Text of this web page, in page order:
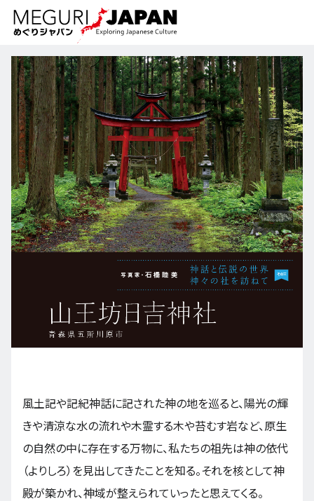
地域をめぐる
北海道・東北
関東
江戸・東京
甲信越
北陸
東海
近畿
九州・沖縄
知る・学ぶ
習う
伝承
芸術・芸能
もの作り
自然
暦と暮らし
小野里茶の湯クラ
EN ZH KO ES
風土記や記紀神話に記された神の地を巡ると、陽光の輝
きや清涼な水の流れや木霊する木や苔むす岩など、原生
の自然の中に存在する万物に、私たちの祖先は神の依代
（よりしろ）を見出してきたことを知る。それを核として神
殿が築かれ、神域が整えられていったと思えてくる。